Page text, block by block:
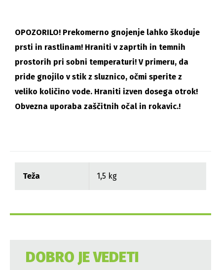
OPOZORILO! Prekomerno gnojenje lahko škoduje
prsti in rastlinam! Hraniti v zaprtih in temnih
prostorih pri sobni temperaturi! V primeru, da
pride gnojilo v stik z sluznico, očmi sperite z
veliko količino vode. Hraniti izven dosega otrok!
Obvezna uporaba zaščitnih očal in rokavic.!
Teža 1,5 kg
DOBRO JE VEDETI